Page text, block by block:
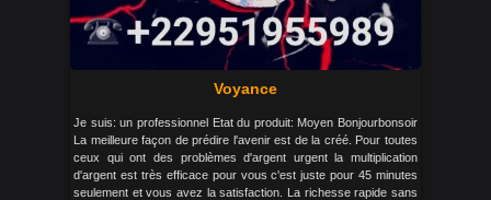
Voyance
Je suis: un professionnel Etat du produit: Moyen Bonjourbonsoir
La meilleure façon de prédire l'avenir est de la créé. Pour toutes
ceux qui ont des problèmes d'argent urgent la multiplication
d'argent est très efficace pour vous c'est juste pour 45 minutes
seulement et vous avez la satisfaction. La richesse rapide sans